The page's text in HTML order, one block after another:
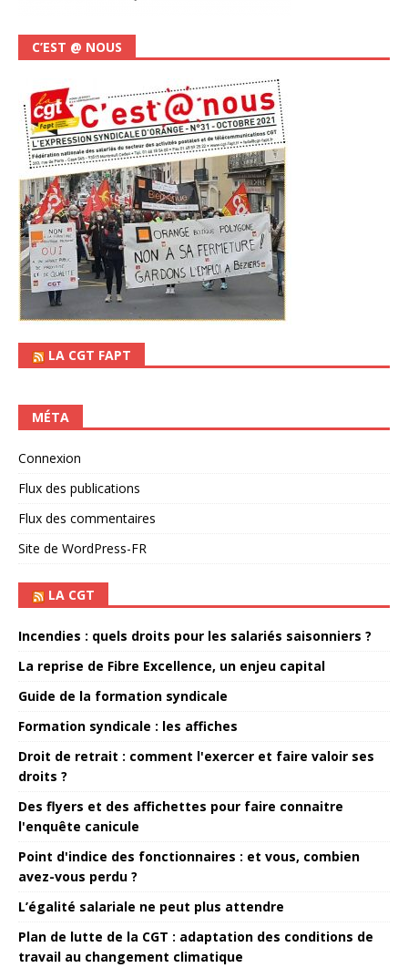
C’EST @ NOUS
LA CGT FAPT
MÉTA
Connexion
Flux des publications
Flux des commentaires
Site de WordPress-FR
LA CGT
Incendies : quels droits pour les salariés saisonniers ?
La reprise de Fibre Excellence, un enjeu capital
Guide de la formation syndicale
Formation syndicale : les affiches
Droit de retrait : comment l'exercer et faire valoir ses
droits ?
Des flyers et des affichettes pour faire connaitre
l'enquête canicule
Point d'indice des fonctionnaires : et vous, combien
avez-vous perdu ?
L’égalité salariale ne peut plus attendre
Plan de lutte de la CGT : adaptation des conditions de
travail au changement climatique